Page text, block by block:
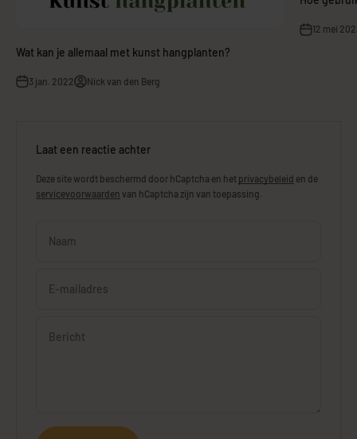
Wat kan je allemaal met kunst hangplanten?
3 jan. 2022 Nick van den Berg
12 mei
Laat een reactie achter
Deze site wordt beschermd door hCaptcha en het privacybeleid en de
servicevoorwaarden van hCaptcha zijn van toepassing.
Naam
E-mailadres
Bericht